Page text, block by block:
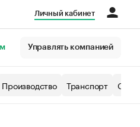
Личный кабинет
Управлять компанией
Производство Транспорт